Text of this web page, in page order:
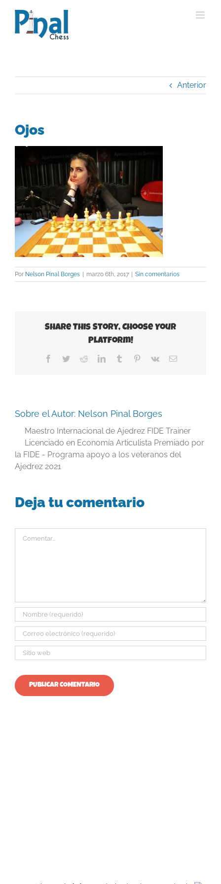
contenido
Anterior
Ojos
Por Nelson Pinal Borges | marzo 6th, 2017 | Sin comentarios
Share This Story, Choose Your
Platform!
Facebook
TwitterRedditLinkedInTumblr Pinterest
Vk
Correo
Sobre el Autor: Nelson Pinal Borges
Maestro Internacional de Ajedrez FIDE Trainer
Licenciado en Economía Articulista Premiado por
la FIDE - Programa apoyo a los veteranos del
Ajedrez 2021
Deja tu comentario